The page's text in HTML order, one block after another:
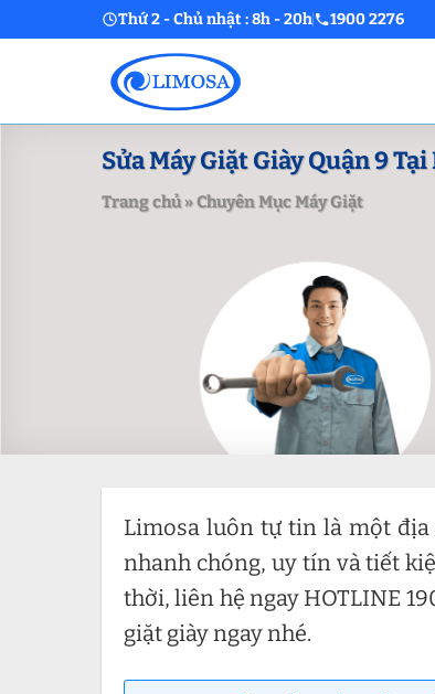
to
Thứ 2 - Chủ nhật : 8h - 20h 1900 2276
Sửa Máy Giặt Giày Quận 9
Trang chủ»Chuyên Mục Máy Giặt
Limosa luôn tự tin là một địa
nhanh chóng, uy tín và tiết
thời, liên hệ ngay HOTLINE
giặt giày ngay nhé.